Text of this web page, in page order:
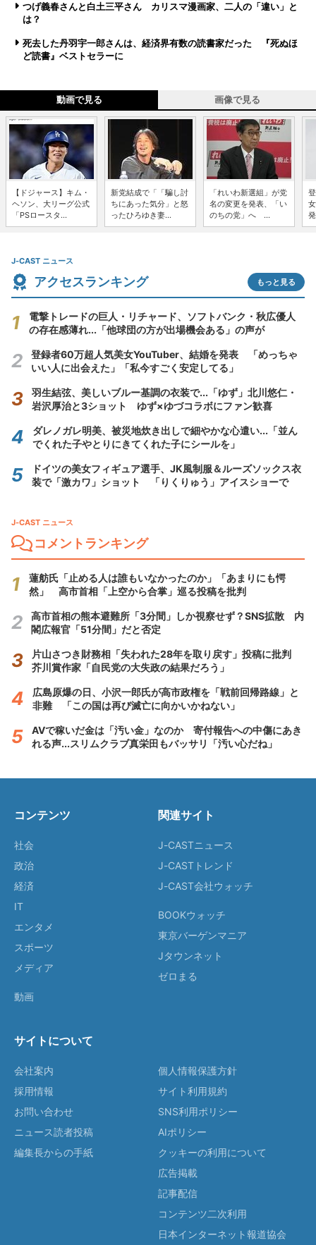
つげ義春さんと白土三平さん カリスマ漫画家、二人の「違い」と
は？
死去した丹羽宇一郎さんは、経済界有数の読書家だった 『死ぬほ
ど読書』ベストセラーに
動画で見る 画像で見る
【ドジャース】キム・
ヘソン、大リーグ公式
「PSロースタ...
新党結成で「「騙し討
ちにあった気分」と怒
ったひろゆき妻...
「れいわ新選組」が党
名の変更を発表、「い
のちの党」へ ...
J-CAST ニュース
アクセスランキング もっと見る
電撃トレードの巨人・リチャード、ソフトバンク・秋広優人
の存在感薄れ...「他球団の方が出場機会ある」の声が
登録者60万超人気美女YouTuber、結婚を発表 「めっちゃ
いい人に出会えた」「私今すごく安定してる」
羽生結弦、美しいブルー基調の衣装で...「ゆず」北川悠仁・
岩沢厚治と3ショット ゆず×ゆづコラボにファン歓喜
ダレノガレ明美、被災地炊き出しで細やかな心遣い...「並ん
でくれた子やとりにきてくれた子にシールを」
ドイツの美女フィギュア選手、JK風制服＆ルーズソックス衣
装で「激カワ」ショット 「りくりゅう」アイスショーで
J-CAST ニュース
コメントランキング
蓮舫氏「止める人は誰もいなかったのか」「あまりにも愕
然」 高市首相「上空から合掌」巡る投稿を批判
高市首相の熊本避難所「3分間」しか視察せず？SNS拡散 内
閣広報官「51分間」だと否定
片山さつき財務相「失われた28年を取り戻す」投稿に批判
芥川賞作家「自民党の大失政の結果だろう」
広島原爆の日、小沢一郎氏が高市政権を「戦前回帰路線」と
非難 「この国は再び滅亡に向かいかねない」
AVで稼いだ金は「汚い金」なのか 寄付報告への中傷にあき
れる声...スリムクラブ真栄田もバッサリ「汚い心だね」
コンテンツ
社会
政治
経済
IT
エンタメ
スポーツ
メディア
動画
関連サイト
J-CASTニュース
J-CASTトレンド
J-CAST会社ウォッチ
BOOKウォッチ
東京バーゲンマニア
Jタウンネット
ゼロまる
サイトについて
会社案内
採用情報
お問い合わせ
ニュース読者投稿
編集長からの手紙
個人情報保護方針
サイト利用規約
SNS利用ポリシー
AIポリシー
クッキーの利用について
広告掲載
記事配信
コンテンツ二次利用
日本インターネット報道協会